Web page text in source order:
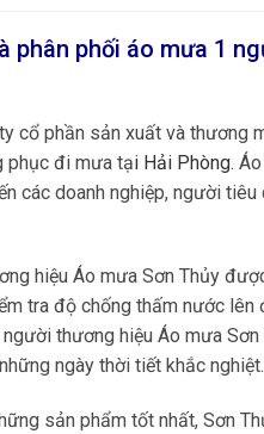
phân phối áo mưa 1
cổ phần sản xuất và thương
phục đi mưa tại Hải Phòng.
các doanh nghiệp, người
hiệu Áo mưa Sơn Thủy
tra độ chống thấm nước lên
thương hiệu Áo mưa
ngày thời tiết khắc nghiệt.
sản phẩm tốt nhất, Sơn